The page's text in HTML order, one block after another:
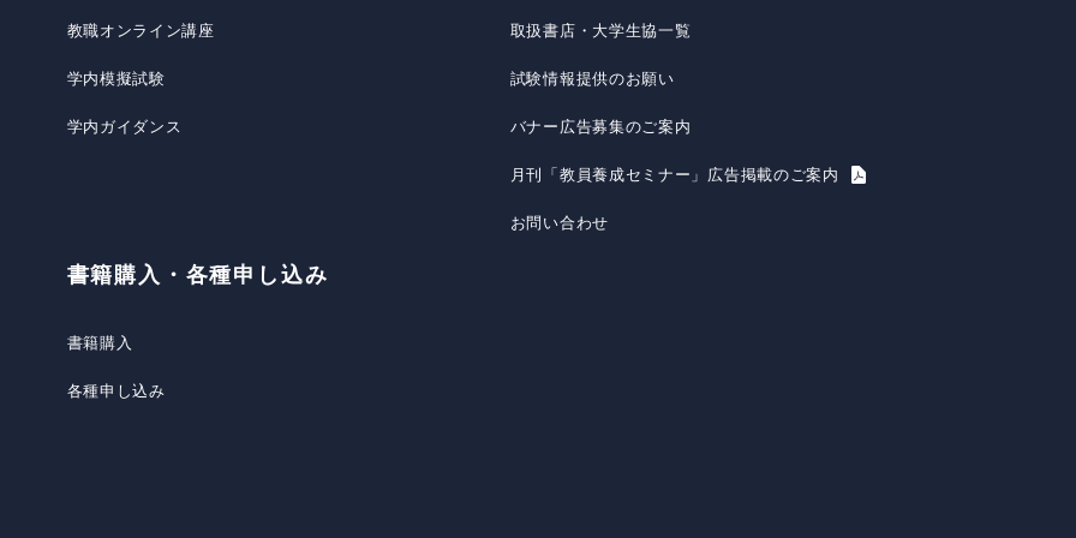
教職オンライン講座
学内模擬試験
学内ガイダンス
書籍購入・各種申し込み
書籍購入
各種申し込み
取扱書店・大学生協一覧
試験情報提供のお願い
バナー広告募集のご案内
月刊「教員養成セミナー」広告掲載のご案内
お問い合わせ